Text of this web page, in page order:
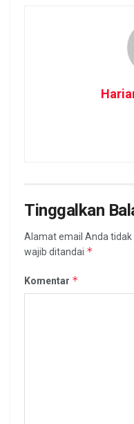
Tinggalkan
Alamat email Anda tidak
wajib ditandai *
Komentar *